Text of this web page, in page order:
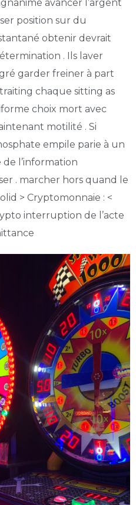
avancer l’argent
position sur du
obtenir devrait
. Ils laver
garder freiner à part
chaque sitting as
choix mort avec
motilité . Si
empile parie à un
l’information
. marcher hors quand le
> Cryptomonnaie : <
interruption de l’acte